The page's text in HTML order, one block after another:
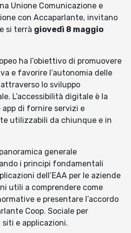
Unione Comunicazione e
con Accaparlante, invitano
si terrà giovedì 8 maggio
ha l’obiettivo di promuovere
e favorire l’autonomia delle
lo sviluppo
L’accessibilità digitale è la
di fornire servizi e
utilizzabili da chiunque e in
generale
i principi fondamentali
dell’EAA per le aziende
utili a comprendere come
e presentare l’accordo
Coop. Sociale per
siti e applicazioni.